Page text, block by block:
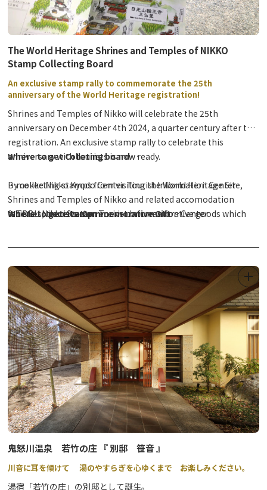
The World Heritage Shrines and Temples of NIKKO
Stamp Collecting Board
An exclusive stamp rally to commemorate the 25th
anniversary of the World Heritage registration!
Shrines and Temples of Nikko will celebrate the 25th
anniversary on December 4th 2024, a quarter century after the
registration. An exclusive stamp rally to celebrate this
anniversary with tourists is now ready.
By collecting stamps from visiting the World Heritage Site,
Shrines and Temples of Nikko and related accomodation
facilities, tourists can receive commemorative goods which
collecting board, which is available at the local tourist
information center.
① Visit "Where to get Colleting board " as mentioned below
to obtain Collecting board.
② Visit "Where to get Stamp" as mentioned below to collect
stamps on Collecting board. For accomodation stamps,
please ask at reception desk of accommodation facility you
stay.
③ Once you fulfill the conditions for achievement, please bring
your Collecting board to the " Where to
receive Commemorative Gift
" as mentioend below.
will be given according to the conditions for achievement.
Where to get Colleting board
・mekke Nikko Kyodo Center Tourist Information Center
・TOBU Nikko Station Tourist Information Center
*English version of Collectiong board is only distributed at the
tourist information centers listed above.
Where to get stamp
●Nikko Toshogu Shrine
- Located in the precincts beyond Front gate
(Toshogu Shrine ticket: 1,600 yen for adults, 550 yen for
elementary and junior high school students)
- Located near the stairs inside Nikko Toshogu Museum
(Museum admission ticket: 1,000 yen for adults, 400 yen for
elementary and junior high school students)
*Nikko Toshogu Shrine and Nikko Toshogu Museum combined
ticket available
(2,400 yen for adults, 870 yen for elementary and junior high
school students)
Where to receive Commemorative Gift
・TOBU Nikko Station Tourist Information Center
・JR Nikko Station Tourist Information Center
鬼怒川温泉 若竹の庄 『 別邸 笹音 』
川音に耳を傾けて 湯のやすらぎを心ゆくまで お楽しみください。
湯宿「若竹の庄」の別邸として誕生。